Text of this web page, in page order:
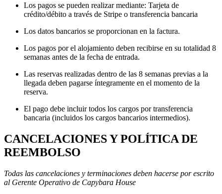
Los pagos se pueden realizar mediante: Tarjeta de
crédito/débito a través de Stripe o transferencia bancaria
Los datos bancarios se proporcionan en la factura.
Los pagos por el alojamiento deben recibirse en su totalidad 8
semanas antes de la fecha de entrada.
Las reservas realizadas dentro de las 8 semanas previas a la
llegada deben pagarse íntegramente en el momento de la
reserva.
El pago debe incluir todos los cargos por transferencia
bancaria (incluidos los cargos bancarios intermedios).
CANCELACIONES Y POLÍTICA DE
REEMBOLSO
Todas las cancelaciones y terminaciones deben hacerse por escrito
al Gerente Operativo de Capybara House